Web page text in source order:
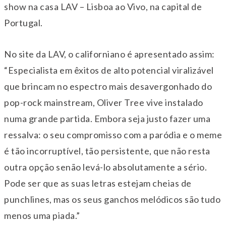
show na casa LAV – Lisboa ao Vivo, na capital de
Portugal.
No site da LAV, o californiano é apresentado assim:
“Especialista em êxitos de alto potencial viralizável
que brincam no espectro mais desavergonhado do
pop-rock mainstream, Oliver Tree vive instalado
numa grande partida. Embora seja justo fazer uma
ressalva: o seu compromisso com a paródia e o meme
é tão incorruptível, tão persistente, que não resta
outra opção senão levá-lo absolutamente a sério.
Pode ser que as suas letras estejam cheias de
punchlines, mas os seus ganchos melódicos são tudo
menos uma piada.”